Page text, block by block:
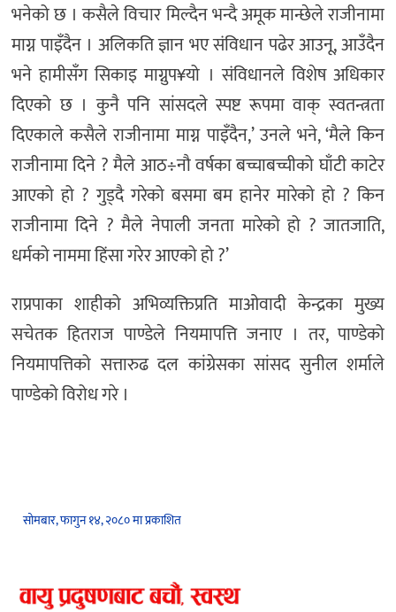
भनेको छ । कसैले विचार मिल्दैन भन्दै अमूक मान्छेले राजीनामा
माग्न पाइँदैन । अलिकति ज्ञान भए संविधान पढेर आउनू, आउँदैन
भने हामीसँग सिकाइ माग्नुप¥यो । संविधानले विशेष अधिकार
दिएको छ । कुनै पनि सांसदले स्पष्ट रूपमा वाक् स्वतन्त्रता
दिएकाले कसैले राजीनामा माग्न पाइँदैन,’ उनले भने, ‘मैले किन
राजीनामा दिने ? मैले आठ÷नौ वर्षका बच्चाबच्चीको घाँटी काटेर
आएको हो ? गुड्दै गरेको बसमा बम हानेर मारेको हो ? किन
राजीनामा दिने ? मैले नेपाली जनता मारेको हो ? जातजाति,
धर्मको नाममा हिंसा गरेर आएको हो ?’
राप्रपाका शाहीको अभिव्यक्तिप्रति माओवादी केन्द्रका मुख्य
सचेतक हितराज पाण्डेले नियमापत्ति जनाए । तर, पाण्डेको
नियमापत्तिको सत्तारुढ दल कांग्रेसका सांसद सुनील शर्माले
पाण्डेको विरोध गरे ।
सोमबार, फागुन १४, २०८० मा प्रकाशित